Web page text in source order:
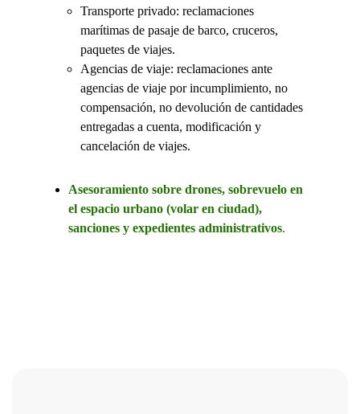
Transporte privado: reclamaciones
marítimas de pasaje de barco, cruceros,
paquetes de viajes.
Agencias de viaje: reclamaciones ante
agencias de viaje por incumplimiento, no
compensación, no devolución de cantidades
entregadas a cuenta, modificación y
cancelación de viajes.
Asesoramiento sobre drones, sobrevuelo en
el espacio urbano (volar en ciudad),
sanciones y expedientes administrativos.